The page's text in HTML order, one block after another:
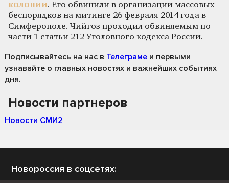
колонии. Его обвинили в организации массовых
беспорядков на митинге 26 февраля 2014 года в
Симферополе. Чийгоз проходил обвиняемым по
части 1 статьи 212 Уголовного кодекса России.
Подписывайтесь на нас в Телеграме и первыми
узнавайте о главных новостях и важнейших событиях
дня.
Новости партнеров
Новости СМИ2
Новороссия в соцсетях: